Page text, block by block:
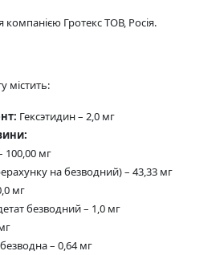
Гротекс ТОВ, Росія.
містить:
Гексэтидин – 2,0 мг
100,00 мг
на безводний) – 43,33 мг
мг
безводний – 1,0 мг
– 0,64 мг